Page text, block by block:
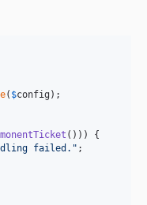
( $config );
())) {
failed. " ;